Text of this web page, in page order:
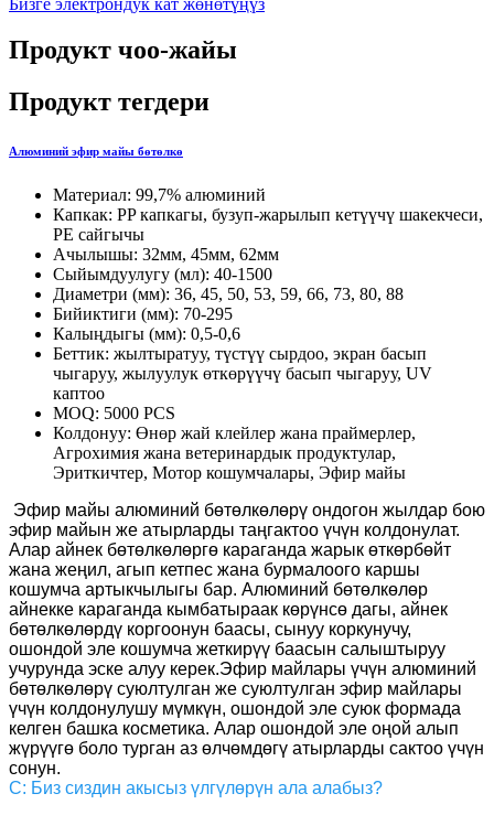
Продукт чоо-жайы
Продукт тегдери
Алюминий эфир майы бөтөлкө
Материал: 99,7% алюминий
Капкак: PP капкагы, бузуп-жарылып кетүүчү шакекчеси,
PE сайгычы
Ачылышы: 32мм, 45мм, 62мм
Сыйымдуулугу (мл): 40-1500
Диаметри (мм): 36, 45, 50, 53, 59, 66, 73, 80, 88
Бийиктиги (мм): 70-295
Калыңдыгы (мм): 0,5-0,6
Беттик: жылтыратуу, түстүү сырдоо, экран басып
чыгаруу, жылуулук өткөрүүчү басып чыгаруу, UV
каптоо
MOQ: 5000 PCS
Колдонуу: Өнөр жай клейлер жана праймерлер,
Агрохимия жана ветеринардык продуктулар,
Эриткичтер, Мотор кошумчалары, Эфир майы
Эфир майы алюминий бөтөлкөлөрү ондогон жылдар бою
эфир майын же атырларды таңгактоо үчүн колдонулат.
Алар айнек бөтөлкөлөргө караганда жарык өткөрбөйт
жана жеңил, агып кетпес жана бурмалоого каршы
кошумча артыкчылыгы бар. Алюминий бөтөлкөлөр
айнекке караганда кымбатыраак көрүнсө дагы, айнек
бөтөлкөлөрдү коргоонун баасы, сынуу коркунучу,
ошондой эле кошумча жеткирүү баасын салыштыруу
учурунда эске алуу керек.Эфир майлары үчүн алюминий
бөтөлкөлөрү суюлтулган же суюлтулган эфир майлары
үчүн колдонулушу мүмкүн, ошондой эле суюк формада
келген башка косметика. Алар ошондой эле оңой алып
жүрүүгө боло турган аз өлчөмдөгү атырларды сактоо үчүн
сонун.
С: Биз сиздин акысыз үлгүлөрүн ала алабыз?